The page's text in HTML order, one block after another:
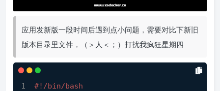
应用发新版一段时间后遇到点小问题，需要对比下新旧
版本目录里文件，（＞人＜；）打扰我疯狂星期四
#!/bin/bash